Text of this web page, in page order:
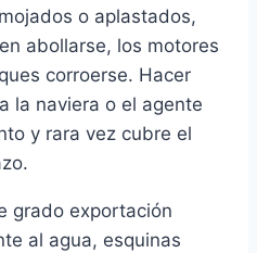
o aplastados,
abollarse, los motores
corroerse. Hacer
la naviera o el agente
y rara vez cubre el
grado exportación
al agua, esquinas